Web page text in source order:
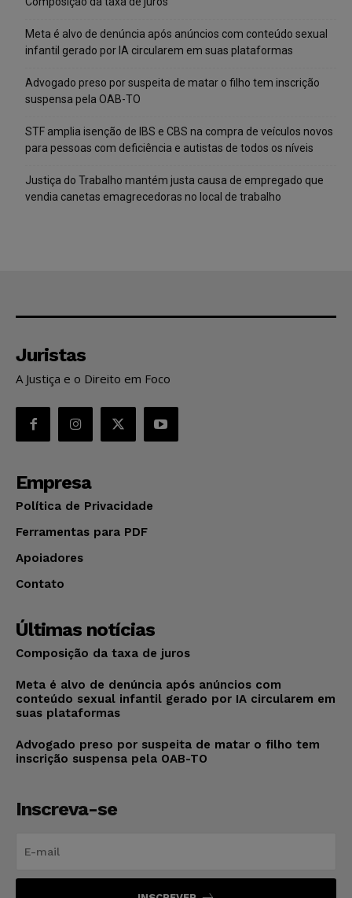
Meta é alvo de denúncia após anúncios com conteúdo sexual
infantil gerado por IA circularem em suas plataformas
Advogado preso por suspeita de matar o filho tem inscrição
suspensa pela OAB-TO
STF amplia isenção de IBS e CBS na compra de veículos novos
para pessoas com deficiência e autistas de todos os níveis
Justiça do Trabalho mantém justa causa de empregado que
vendia canetas emagrecedoras no local de trabalho
Juristas
A Justiça e o Direito em Foco
Empresa
Política de Privacidade
Ferramentas para PDF
Apoiadores
Contato
Últimas notícias
Composição da taxa de juros
Meta é alvo de denúncia após anúncios com
conteúdo sexual infantil gerado por IA circularem em
suas plataformas
Advogado preso por suspeita de matar o filho tem
inscrição suspensa pela OAB-TO
Inscreva-se